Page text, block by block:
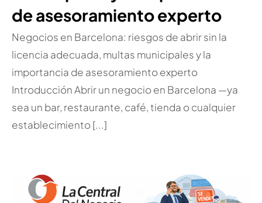
de asesoramiento experto
Negocios en Barcelona: riesgos de abrir sin la
licencia adecuada, multas municipales y la
importancia de asesoramiento experto
Introducción Abrir un negocio en Barcelona —ya
sea un bar, restaurante, café, tienda o cualquier
establecimiento [...]